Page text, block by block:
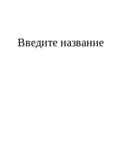
Введите название